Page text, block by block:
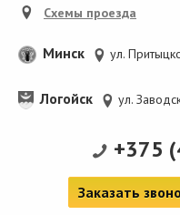
Схемы проезда
Минск ул.
Логойск ул.
+375
Заказать